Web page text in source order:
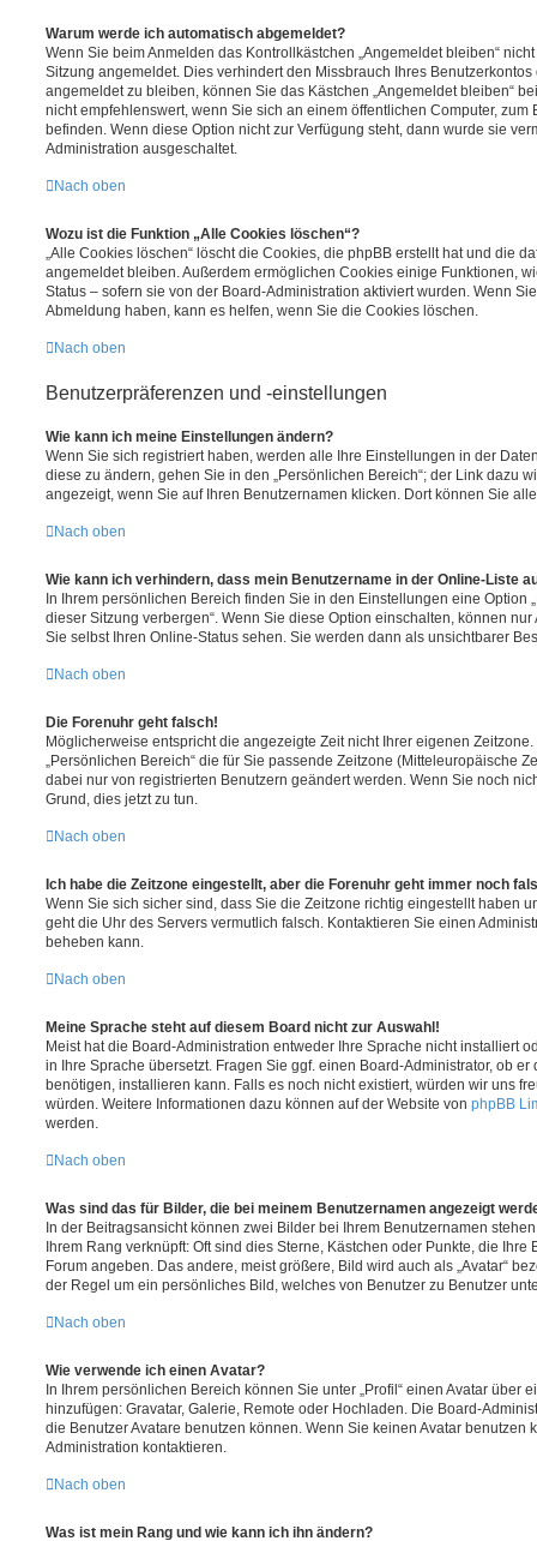
Warum werde ich automatisch abgemeldet?
Wenn Sie beim Anmelden das Kontrollkästchen „Angemeldet bleiben“
Sitzung angemeldet. Dies verhindert den Missbrauch Ihres
angemeldet zu bleiben, können Sie das Kästchen „Angemeldet bleiben“
nicht empfehlenswert, wenn Sie sich an einem öffentlichen Computer, zum
befinden. Wenn diese Option nicht zur Verfügung steht, dann wurde sie
Administration ausgeschaltet.
Nach oben
Wozu ist die Funktion „Alle Cookies löschen“?
„Alle Cookies löschen“ löscht die Cookies, die phpBB erstellt hat und die
angemeldet bleiben. Außerdem ermöglichen Cookies einige Funktionen,
Status – sofern sie von der Board-Administration aktiviert wurden. Wenn
Abmeldung haben, kann es helfen, wenn Sie die Cookies löschen.
Nach oben
Benutzerpräferenzen und -einstellungen
Wie kann ich meine Einstellungen ändern?
Wenn Sie sich registriert haben, werden alle Ihre Einstellungen in der
diese zu ändern, gehen Sie in den „Persönlichen Bereich“; der Link dazu
angezeigt, wenn Sie auf Ihren Benutzernamen klicken. Dort können Sie
Nach oben
Wie kann ich verhindern, dass mein Benutzername in der Online-Liste
In Ihrem persönlichen Bereich finden Sie in den Einstellungen eine Option
dieser Sitzung verbergen“. Wenn Sie diese Option einschalten, können
Sie selbst Ihren Online-Status sehen. Sie werden dann als unsichtbarer
Nach oben
Die Forenuhr geht falsch!
Möglicherweise entspricht die angezeigte Zeit nicht Ihrer eigenen
„Persönlichen Bereich“ die für Sie passende Zeitzone (Mitteleuropäische
dabei nur von registrierten Benutzern geändert werden. Wenn Sie noch
Grund, dies jetzt zu tun.
Nach oben
Ich habe die Zeitzone eingestellt, aber die Forenuhr geht immer noch
Wenn Sie sich sicher sind, dass Sie die Zeitzone richtig eingestellt haben
geht die Uhr des Servers vermutlich falsch. Kontaktieren Sie einen
beheben kann.
Nach oben
Meine Sprache steht auf diesem Board nicht zur Auswahl!
Meist hat die Board-Administration entweder Ihre Sprache nicht installiert
in Ihre Sprache übersetzt. Fragen Sie ggf. einen Board-Administrator, ob er
benötigen, installieren kann. Falls es noch nicht existiert, würden wir uns
würden. Weitere Informationen dazu können auf der Website von phpBB
werden.
Nach oben
Was sind das für Bilder, die bei meinem Benutzernamen angezeigt
In der Beitragsansicht können zwei Bilder bei Ihrem Benutzernamen
Ihrem Rang verknüpft: Oft sind dies Sterne, Kästchen oder Punkte, die Ihre
Forum angeben. Das andere, meist größere, Bild wird auch als „Avatar“
der Regel um ein persönliches Bild, welches von Benutzer zu Benutzer
Nach oben
Wie verwende ich einen Avatar?
In Ihrem persönlichen Bereich können Sie unter „Profil“ einen Avatar über
hinzufügen: Gravatar, Galerie, Remote oder Hochladen. Die Board-
die Benutzer Avatare benutzen können. Wenn Sie keinen Avatar benutzen
Administration kontaktieren.
Nach oben
Was ist mein Rang und wie kann ich ihn ändern?